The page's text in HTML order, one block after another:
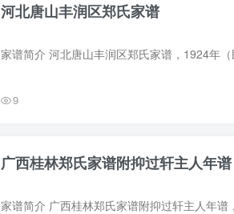
河北唐山丰润区郑氏家谱
9
广西桂林郑氏家谱附抑过轩主人年谱